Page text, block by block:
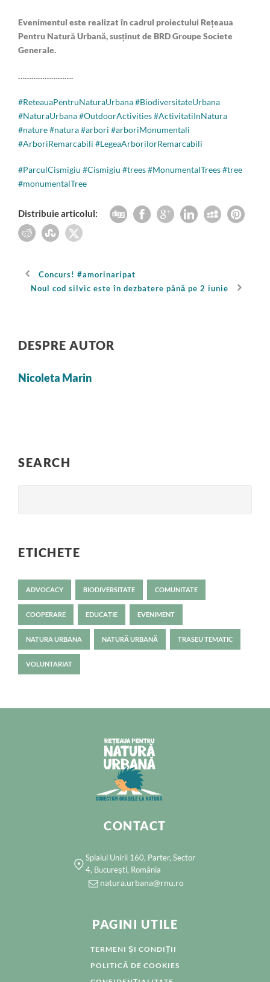
Evenimentul este realizat în cadrul proiectului Rețeaua
Pentru Natură Urbană, susținut de BRD Groupe Societe
Generale.
…………………….
#ReteauaPentruNaturaUrbana#BiodiversitateUrbana
#NaturaUrbana#OutdoorActivities#ActivitatiInNatura
#nature#natura#arbori #arboriMonumentali
#ArboriRemarcabili #LegeaArborilorRemarcabili
#ParculCismigiu #Cismigiu #trees#MonumentalTrees#tree
#monumentalTree
Distribuie articolul:
Concurs! #amorinaripat
Noul cod silvic este în dezbatere până pe 2 iunie
DESPRE AUTOR
Nicoleta Marin
SEARCH
ETICHETE
ADVOCACY BIODIVERSITATE COMUNITATE
COOPERARE EDUCAȚIE EVENIMENT
NATURA URBANA NATURĂ URBANĂ TRASEU TEMATIC
VOLUNTARIAT
CONTACT
Splaiul Unirii 160, Parter, Sector
4, București, România
natura.urbana@rnu.ro
PAGINI UTILE
TERMENI ȘI CONDIȚII
POLITICĂ DE COOKIES